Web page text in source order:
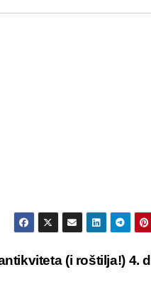
(i roštilja!) 4.